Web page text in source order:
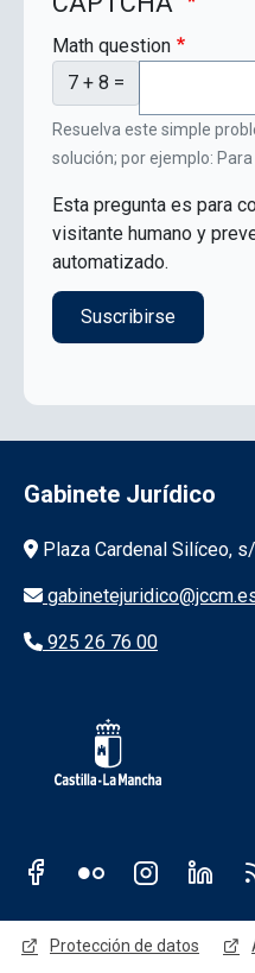
Math question
7 + 8 =
Resuelva este simple
solución; por ejemplo:
Esta pregunta es para
visitante humano y
automatizado.
Gabinete Jurídico
Información de
Plaza Cardenal Silíceo,
925 26 76 00
Redes sociales
Menú legal
Protección de datos